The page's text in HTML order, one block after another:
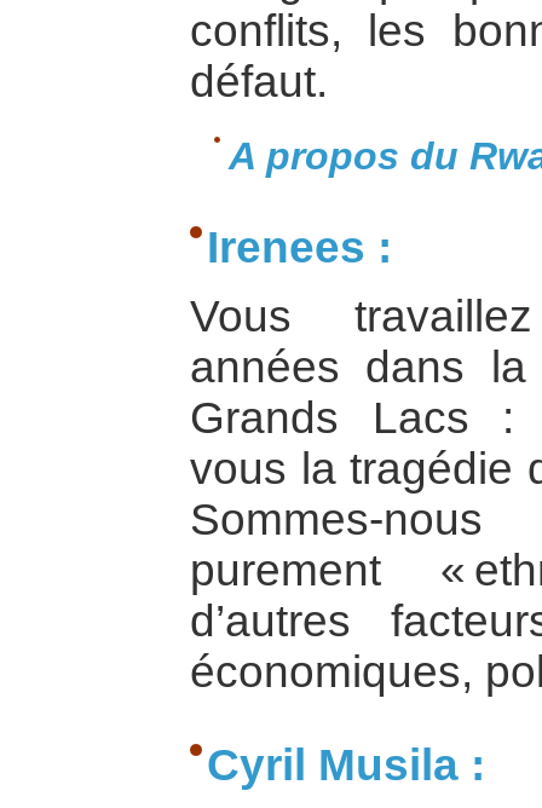
conflits, les
défaut.
A propos du
Irenees :
Vous
années dans
Grands Lacs :
vous la tragédie
Sommes-
purement «
d’autres
économiques,
Cyril Musila :